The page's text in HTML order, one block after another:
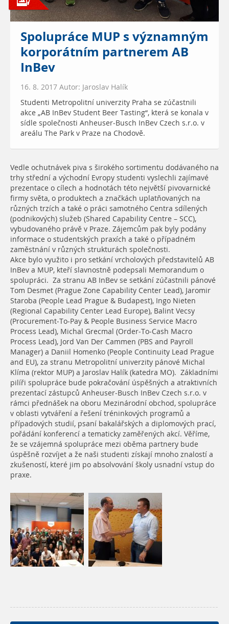
Spolupráce MUP s významným
korporátním partnerem AB
InBev
16. 8. 2017 Autor: Jaroslav Halík
Studenti Metropolitní univerzity Praha se zúčastnili
akce „AB InBev Student Beer Tasting“, která se konala v
sídle společnosti Anheuser-Busch InBev Czech s.r.o. v
areálu The Park v Praze na Chodově.
Vedle ochutnávek piva s širokého sortimentu dodávaného na
trhy střední a východní Evropy studenti vyslechli zajímavé
prezentace o cílech a hodnotách této největší pivovarnické
firmy světa, o produktech a značkách uplatňovaných na
různých trzích a také o práci samotného Centra sdílených
(podnikových) služeb (Shared Capability Centre – SCC),
vybudovaného právě v Praze. Zájemcům pak byly podány
informace o studentských praxích a také o případném
zaměstnání v různých strukturách společnosti.
Akce bylo využito i pro setkání vrcholových představitelů AB
InBev a MUP, kteří slavnostně podepsali Memorandum o
spolupráci. Za stranu AB InBev se setkání zúčastnili pánové
Tom Desmet (Prague Zone Capability Center Lead), Jaromir
Staroba (People Lead Prague & Budapest), Ingo Nieten
(Regional Capability Center Lead Europe), Balint Vecsy
(Procurement-To-Pay & People Business Service Macro
Process Lead), Michal Grecmal (Order-To-Cash Macro
Process Lead), Jord Van Der Cammen (PBS and Payroll
Manager) a Daniil Homenko (People Continuity Lead Prague
and EU), za stranu Metropolitní univerzity pánové Michal
Klíma (rektor MUP) a Jaroslav Halík (katedra MO). Základními
pilíři spolupráce bude pokračování úspěšných a atraktivních
prezentací zástupců Anheuser-Busch InBev Czech s.r.o. v
rámci přednášek na oboru Mezinárodní obchod, spolupráce
v oblasti vytváření a řešení tréninkových programů a
případových studií, psaní bakalářských a diplomových prací,
pořádání konferencí a tematicky zaměřených akcí. Věříme,
že se vzájemná spolupráce mezi oběma partnery bude
úspěšně rozvíjet a že naši studenti získají mnoho znalostí a
zkušeností, které jim po absolvování školy usnadní vstup do
praxe.